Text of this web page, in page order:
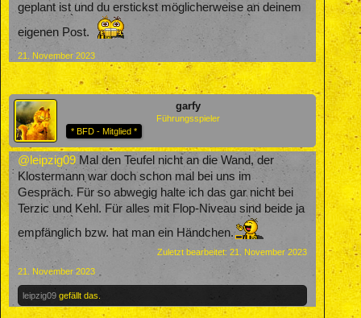
geplant ist und du erstickst möglicherweise an deinem
eigenen Post.
21. November 2023
garfy
Führungsspieler
* BFD - Mitglied *
@leipzig09 Mal den Teufel nicht an die Wand, der
Klostermann war doch schon mal bei uns im
Gespräch. Für so abwegig halte ich das gar nicht bei
Terzic und Kehl. Für alles mit Flop-Niveau sind beide ja
empfänglich bzw. hat man ein Händchen.
Zuletzt bearbeitet:21. November 2023
21. November 2023
leipzig09 gefällt das.